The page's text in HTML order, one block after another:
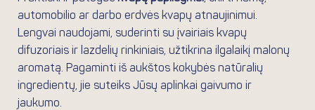
automobilio ar darbo erdvės kvapų atnaujinimui.
Lengvai naudojami, suderinti su įvairiais kvapų
difuzoriais ir lazdelių rinkiniais, užtikrina ilgalaikį malonų
aromatą. Pagaminti iš aukštos kokybės natūralių
ingredientų, jie suteiks Jūsų aplinkai gaivumo ir
jaukumo.